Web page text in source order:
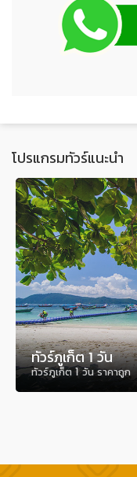
โปรแกรมทัวร์แนะนำ
ทัวร์ภูเก็ต 1 วัน
ทัวร์ภูเก็ต 1 วัน ราคาถูก